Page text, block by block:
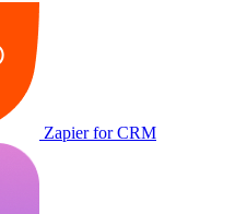
Zapier for CRM